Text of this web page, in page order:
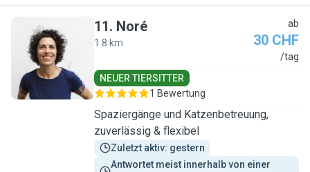
N
11. Noré
1.8 km
ab
30 CHF
/tag
NEUER TIERSITTER
1 Bewertung
Spaziergänge und Katzenbetreuung,
zuverlässig & flexibel
Zuletzt aktiv: gestern
Antwortet meist innerhalb von einer